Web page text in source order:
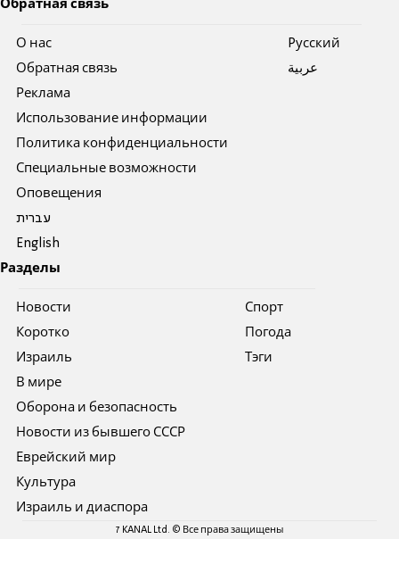
Обратная связь
О нас
Обратная связь
Реклама
Использование информации
Политика конфиденциальности
Специальные возможности
Оповещения
עברית
English
Pусский
عربية
Разделы
Новости
Коротко
Израиль
В мире
Оборона и безопасность
Новости из бывшего СССР
Еврейский мир
Культура
Израиль и диаспора
Спорт
Погода
Тэги
7 KANAL Ltd. © Все права защищены